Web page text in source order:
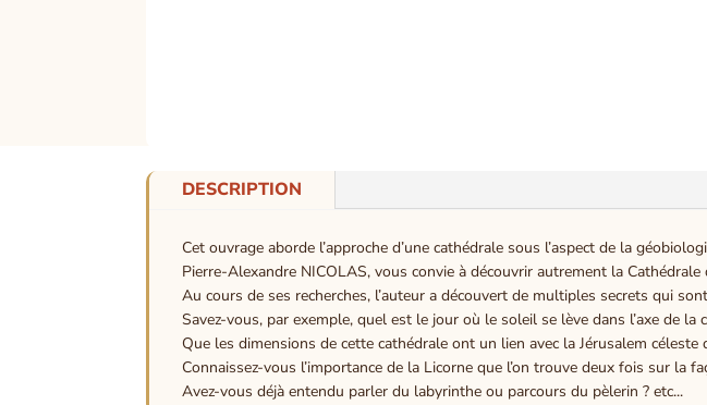
DESCRIPTION
Cet ouvrage aborde l’approche d’une cathédrale sous l’aspect de la
Pierre-Alexandre NICOLAS, vous convie à découvrir autrement la Cathédrale
Au cours de ses recherches, l’auteur a découvert de multiples secrets qui
Savez-vous, par exemple, quel est le jour où le soleil se lève dans l’axe de la
Que les dimensions de cette cathédrale ont un lien avec la Jérusalem céleste
Connaissez-vous l’importance de la Licorne que l’on trouve deux fois sur la
Avez-vous déjà entendu parler du labyrinthe ou parcours du pèlerin ? etc...